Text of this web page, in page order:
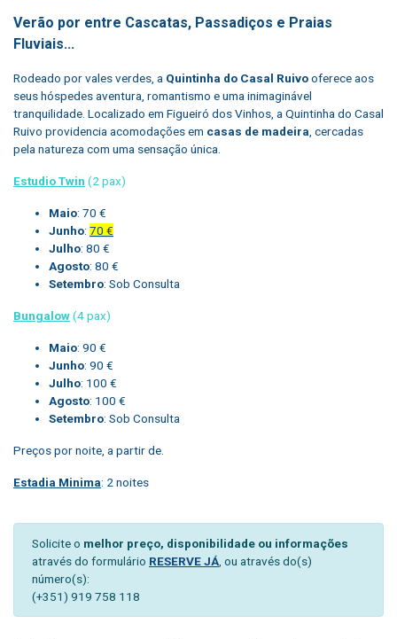
Verão por entre Cascatas, Passadiços e Praias
Fluviais...
Rodeado por vales verdes, a Quintinha do Casal Ruivooferece aos
seus hóspedes aventura, romantismo e uma inimaginável
tranquilidade. Localizado em Figueiró dos Vinhos, a Quintinha do Casal
Ruivo providencia acomodações em casas de madeira, cercadas
pela natureza com uma sensação única.
Estudio Twin (2 pax)
Maio: 70 €
Junho: 70 €
Julho: 80 €
Agosto: 80 €
Setembro: Sob Consulta
Bungalow(4 pax)
Maio: 90 €
Junho: 90 €
Julho: 100 €
Agosto: 100 €
Setembro: Sob Consulta
Preços por noite, a partir de.
Estadia Minima: 2 noites
Solicite o melhor preço, disponibilidade ou informações
através do formulário RESERVE JÁ, ou através do(s)
número(s):
(+351) 919 758 118